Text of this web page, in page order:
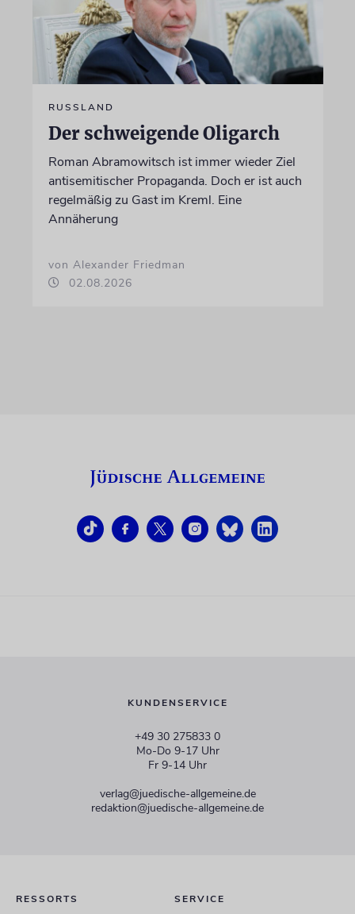
RUSSLAND
Der schweigende Oligarch
Roman Abramowitsch ist immer wieder Ziel
antisemitischer Propaganda. Doch er ist auch
regelmäßig zu Gast im Kreml. Eine
Annäherung
von Alexander Friedman
02.08.2026
KUNDENSERVICE
+49 30 275833 0
Mo-Do 9-17 Uhr
Fr 9-14 Uhr
verlag@juedische-allgemeine.de
redaktion@juedische-allgemeine.de
RESSORTS SERVICE